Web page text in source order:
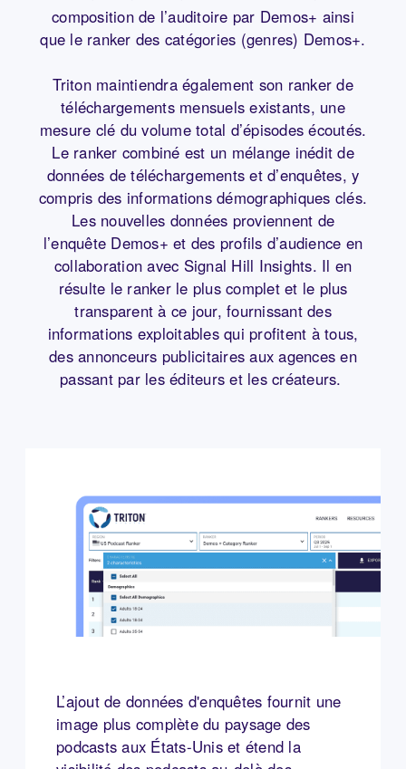
composition de l’auditoire par Demos+ ainsi
que le ranker des catégories (genres) Demos+.
Triton maintiendra également son ranker de
téléchargements mensuels existants, une
mesure clé du volume total d’épisodes écoutés.
Le ranker combiné est un mélange inédit de
données de téléchargements et d’enquêtes, y
compris des informations démographiques clés.
Les nouvelles données proviennent de
l’enquête Demos+ et des profils d’audience en
collaboration avec Signal Hill Insights. Il en
résulte le ranker le plus complet et le plus
transparent à ce jour, fournissant des
informations exploitables qui profitent à tous,
des annonceurs publicitaires aux agences en
passant par les éditeurs et les créateurs.
L’ajout de données d'enquêtes fournit une
image plus complète du paysage des
podcasts aux États-Unis et étend la